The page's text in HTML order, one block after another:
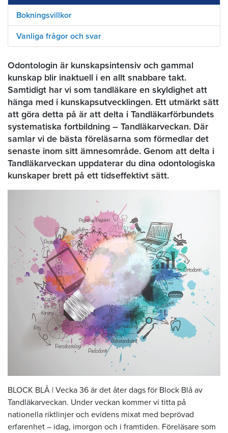
Bokningsvillkor
Vanliga frågor och svar
Odontologin är kunskapsintensiv och gammal
kunskap blir inaktuell i en allt snabbare takt.
Samtidigt har vi som tandläkare en skyldighet att
hänga med i kunskapsutvecklingen. Ett utmärkt sätt
att göra detta på är att delta i Tandläkarförbundets
systematiska fortbildning – Tandläkarveckan. Där
samlar vi de bästa föreläsarna som förmedlar det
senaste inom sitt ämnesområde. Genom att delta i
Tandläkarveckan uppdaterar du dina odontologiska
kunskaper brett på ett tidseffektivt sätt.
BLOCK BLÅ | Vecka 36 är det åter dags för Block Blå av
Tandläkarveckan. Under veckan kommer vi titta på
nationella riktlinjer och evidens mixat med beprövad
erfarenhet – idag, imorgon och i framtiden. Föreläsare som